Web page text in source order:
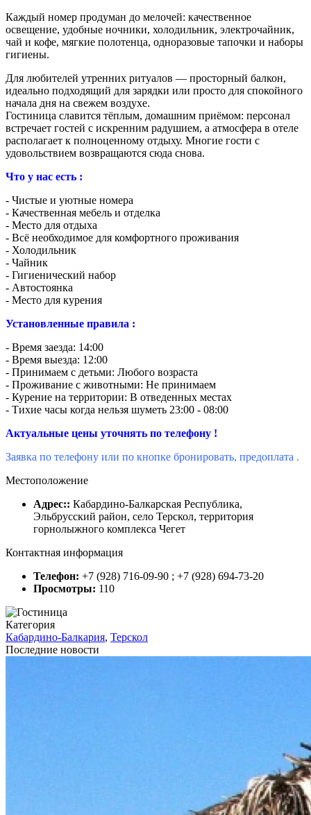
Каждый номер продуман до мелочей: качественное
освещение, удобные ночники, холодильник, электрочайник,
чай и кофе, мягкие полотенца, одноразовые тапочки и наборы
гигиены.
Для любителей утренних ритуалов — просторный балкон,
идеально подходящий для зарядки или просто для спокойного
начала дня на свежем воздухе.
Гостиница славится тёплым, домашним приёмом: персонал
встречает гостей с искренним радушием, а атмосфера в отеле
располагает к полноценному отдыху. Многие гости с
удовольствием возвращаются сюда снова.
Что у нас есть :
- Чистые и уютные номера
- Качественная мебель и отделка
- Место для отдыха
- Всё необходимое для комфортного проживания
- Холодильник
- Чайник
- Гигиенический набор
- Автостоянка
- Место для курения
Установленные правила :
- Время заезда: 14:00
- Время выезда: 12:00
- Принимаем с детьми: Любого возраста
- Проживание с животными: Не принимаем
- Курение на территории: В отведенных местах
- Тихие часы когда нельзя шуметь 23:00 - 08:00
Актуальные цены уточнять по телефону !
Заявка по телефону или по кнопке бронировать, предоплата .
Местоположение
Адрес:: Кабардино-Балкарская Республика,
Эльбрусский район, село Терскол, территория
горнолыжного комплекса Чегет
Контактная информация
Телефон: +7 (928) 716-09-90 ; +7 (928) 694-73-20
Просмотры: 110
Категория
Кабардино-Балкария, Терскол
Последние новости